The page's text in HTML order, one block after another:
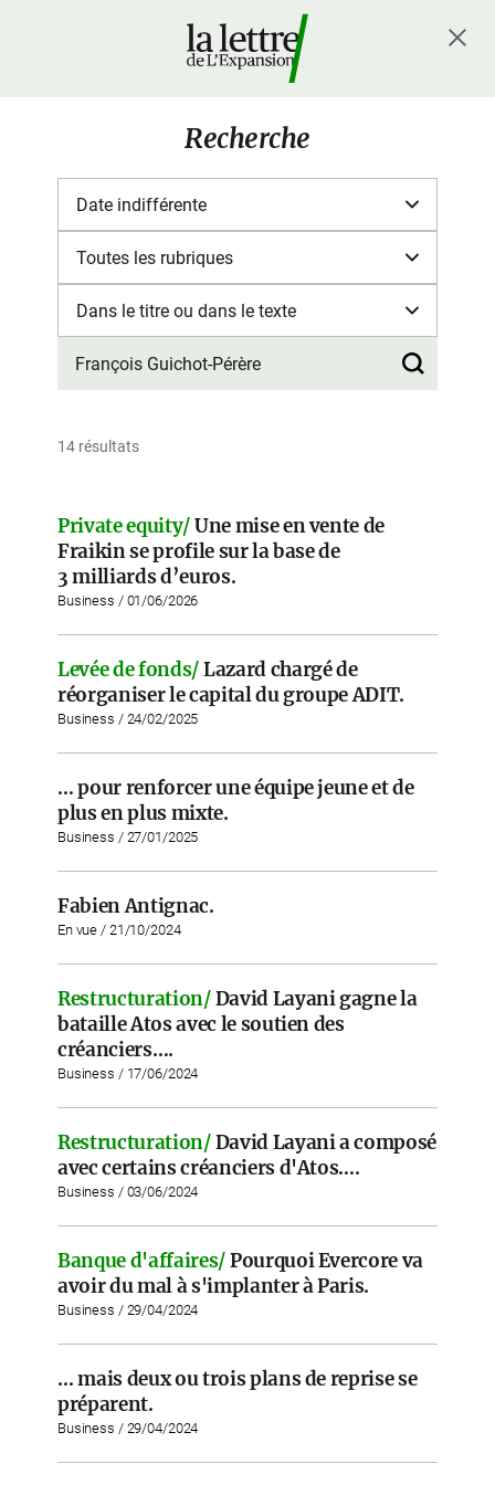
Recherche
14 résultats
Private equity/Une mise en vente de
Fraikin se profile sur la base de
3 milliards d’euros.
Business / 01/06/2026
Levée de fonds/Lazard chargé de
réorganiser le capital du groupe ADIT.
Business / 24/02/2025
… pour renforcer une équipe jeune et de
plus en plus mixte.
Business / 27/01/2025
Fabien Antignac.
En vue / 21/10/2024
Restructuration/ David Layani gagne la
bataille Atos avec le soutien des
créanciers….
Business / 17/06/2024
Restructuration/ David Layani a composé
avec certains créanciers d'Atos….
Business / 03/06/2024
Banque d'affaires/Pourquoi Evercore va
avoir du mal à s'implanter à Paris.
Business / 29/04/2024
… mais deux ou trois plans de reprise se
préparent.
Business / 29/04/2024